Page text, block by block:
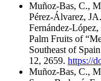
Muñoz-Bas, C.,
Pérez-Álvarez,
Fernández-
Palm Fruits of
Southeast of
12, 2659. https://
Muñoz-Bas, C.,